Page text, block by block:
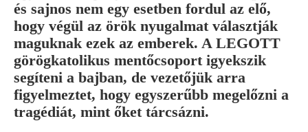
és sajnos nem egy esetben fordul az elő,
hogy végül az örök nyugalmat választják
maguknak ezek az emberek. A LEGOTT
görögkatolikus mentőcsoport igyekszik
segíteni a bajban, de vezetőjük arra
figyelmeztet, hogy egyszerűbb megelőzni a
tragédiát, mint őket tárcsázni.